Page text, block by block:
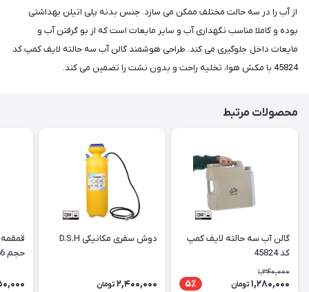
از آب را در سه حالت مختلف ممکن می سازد. جنس بدنه پلی اتیلن بهداشتی
بوده و کاملا مناسب نگهداری آب و سایر مایعات است که از بو گرفتن آب و
مایعات داخل جلوگیری می کند. طراحی هوشمند گالن آب سه حالته لايف کمپ کد
45824 با مکش هوا، تخلیه راحت و بدون نشت را تضمین می کند.
محصولات مرتبط
گالن آب سه حالته لايف کمپ
کد 45824
1,340,000
1,280,000 تومان 5٪
دوش سفری مکانیکی D.S.H
2,400,000 تومان
حجم 946 میلی لیتر